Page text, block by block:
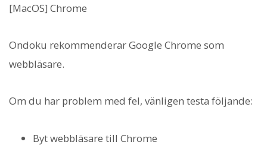
[MacOS] Chrome
Ondoku rekommenderar Google Chrome som
webbläsare.
Om du har problem med fel, vänligen testa följande:
Byt webbläsare till Chrome